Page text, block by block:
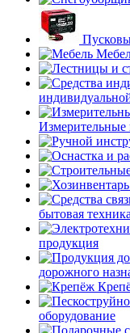
бытовая техника
продукция
дорожного
оборудование